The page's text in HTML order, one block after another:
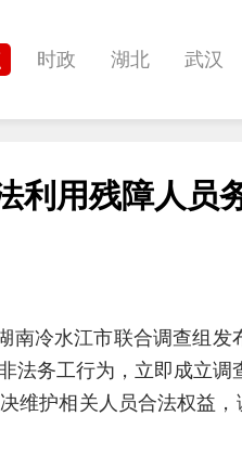
时政 湖北 武汉
影像 帅作文
利用残障人员
南冷水江市联合调查组
法务工行为，立即成立调
维护相关人员合法权益